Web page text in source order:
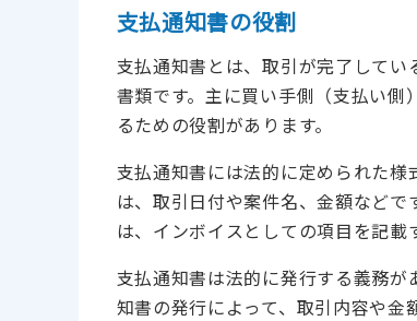
支払通知書の役割
支払通知書とは、取引が完了して
書類です。主に買い手側（支払い
るための役割があります。
支払通知書には法的に定められた
は、取引日付や案件名、金額など
は、インボイスとしての項目を記載
支払通知書は法的に発行する義務
知書の発行によって、取引内容や金